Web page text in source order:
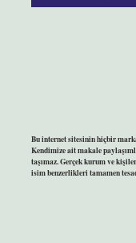
Bu internet sitesinin hiçbir
Kendimize ait makale
taşımaz. Gerçek kurum ve
isim benzerlikleri tamamen